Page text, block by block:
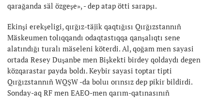
qarağanda säl özgeşe», - dep atap ötti sarapşı.
Ekinşi erekşeligi, qırğız-täjik qaqtığısı Qırğızstannıñ
Mäskeumen tolıqqandı odaqtastıqqa qanşalıqtı sene
alatındığı turalı mäseleni köterdi. Al, qoğam men sayasi
ortada Resey Duşanbe men Bişkekti birdey qoldaydı degen
közqarastar payda boldı. Keybir sayasi toptar tipti
Qırğızstannıñ WQŞW -da boluı orınsız dep pikir bildirdi.
Sonday-aq RF men EAEO-men qarım-qatınasınıñ